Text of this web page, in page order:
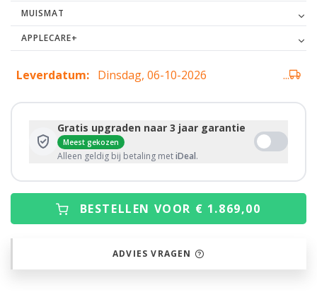
MUISMAT
APPLECARE+
Leverdatum: Dinsdag, 06-10-2026 ...
Gratis upgraden naar 3 jaar garantie
Meest gekozen
Alleen geldig bij betaling metiDeal.
BESTELLEN VOOR € 1.869,00
ADVIES VRAGEN